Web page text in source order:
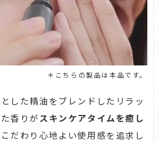
＊こちらの製品は本品です。
した精油をブレンドしたリラッ
香りが スキンケアタイムを癒し
だわり心地よい使用感を追求し